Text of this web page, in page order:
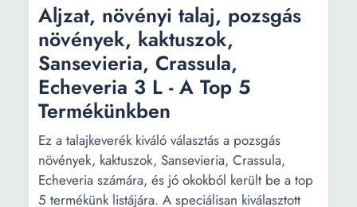
Aljzat, növényi talaj, pozsgás
növények, kaktuszok,
Sansevieria, Crassula,
Echeveria 3 L - A Top 5
Termékünkben
Ez a talajkeverék kiváló választás a pozsgás
növények, kaktuszok, Sansevieria, Crassula,
Echeveria számára, és jó okokból került be a top
5 termékünk listájára. A speciálisan kiválasztott